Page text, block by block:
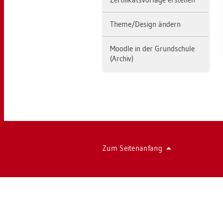
Theme/De­sign än­dern
Mood­le in der Grund­schu­le
(Ar­chiv)
Zum Sei­ten­an­fang